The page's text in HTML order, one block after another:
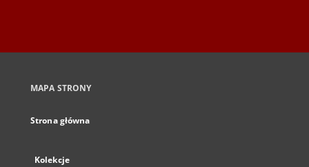
MAPA STRONY
Strona główna
Kolekcje